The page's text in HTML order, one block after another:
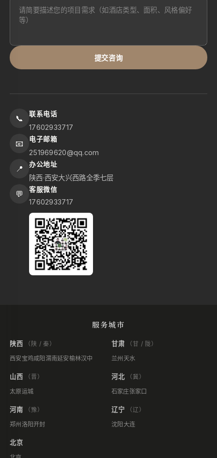
提交咨询
📞 联系电话
17602933717
📧 电子邮箱
251969620@qq.com
📍 办公地址
陕西·西安大兴西路全季七层
💬 客服微信
17602933717
服务城市
陕西
（陕 / 秦）
西安宝鸡咸阳 渭南延安榆林汉中
甘肃
（甘 / 陇）
兰州 天水
山西
（晋）
太原运城
河北
（冀）
石家庄张家口
河南
（豫）
郑州 洛阳开封
辽宁
（辽）
沈阳 大连
北京